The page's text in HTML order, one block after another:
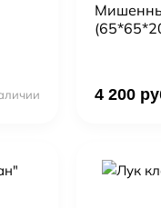
4 200